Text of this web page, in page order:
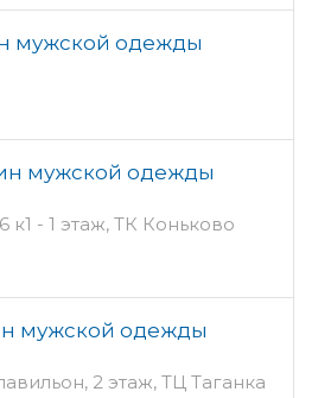
мужской одежды
мужской одежды
к1 - 1 этаж, ТК Коньково
мужской одежды
2 этаж, ТЦ Таганка